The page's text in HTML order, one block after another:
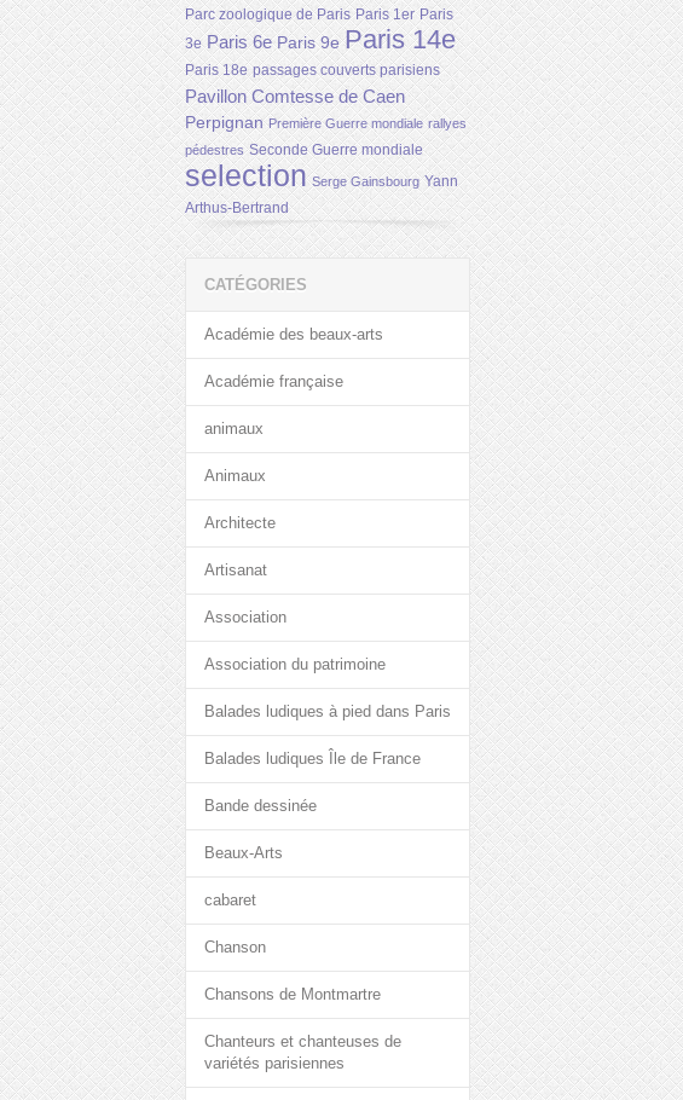
Parc zoologique de Paris Paris 1er Paris
3e Paris 6e Paris 9e Paris 14e
Paris 18e passages couverts parisiens
Pavillon Comtesse de Caen
Perpignan Première Guerre mondiale rallyes
pédestres Seconde Guerre mondiale
selection Serge Gainsbourg Yann
Arthus-Bertrand
CATÉGORIES
Académie des beaux-arts
Académie française
animaux
Animaux
Architecte
Artisanat
Association
Association du patrimoine
Balades ludiques à pied dans Paris
Balades ludiques Île de France
Bande dessinée
Beaux-Arts
cabaret
Chanson
Chansons de Montmartre
Chanteurs et chanteuses de
variétés parisiennes